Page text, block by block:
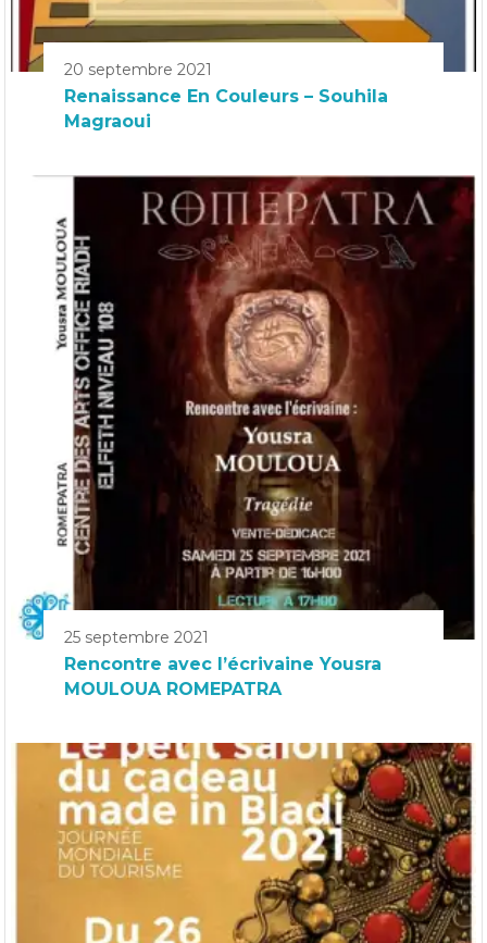
20 septembre 2021
Renaissance En Couleurs – Souhila
Magraoui
25 septembre 2021
Rencontre avec l’écrivaine Yousra
MOULOUA ROMEPATRA